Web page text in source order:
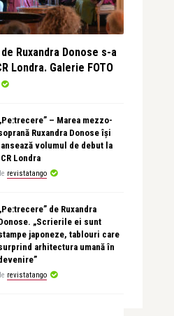
Ruxandra Donose s-a
Londra. Galerie FOTO
– Marea mezzo-
Ruxandra Donose își
lansează volumul de debut la
Londra
revistatango
de Ruxandra
„Scrierile ei sunt
japoneze, tablouri care
arhitectura umană în
revistatango